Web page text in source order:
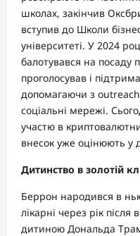
школах, закінчив
вступив до Школи
університеті. У 2024
балотувався на
проголосував і
допомагаючи з
соціальні мережі.
участю в
внесок уже оцінюють у
Дитинство в золотій
Беррон народився в
лікарні через рік після
дитиною Дональда